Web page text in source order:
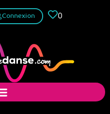
Connexion 0